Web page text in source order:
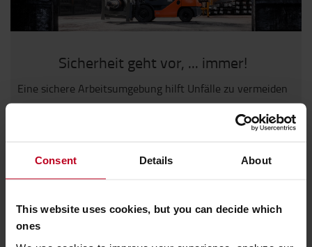
Consent Details About
This website uses cookies, but you can decide which
ones
Sicherheit geht vor, ... immer!
Eine sichere Arbeitsumgebung hilft Unfälle zu vermeiden
Werfen Sie einen Blick auf unsere Sicherheitsprodukte
Beleuchtungssysteme